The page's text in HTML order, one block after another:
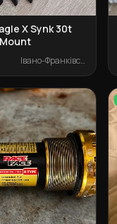
X Synk 30t
Івано-Франківськ